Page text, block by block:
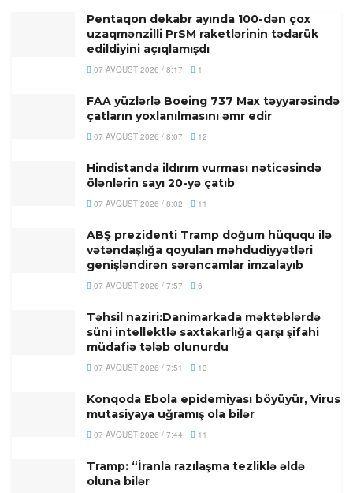
Pentaqon dekabr ayında 100-dən çox
uzaqmənzilli PrSM raketlərinin tədarük
edildiyini açıqlamışdı
07 AVQUST 2026 / 8:17 1
FAA yüzlərlə Boeing 737 Max təyyarəsində
çatların yoxlanılmasını əmr edir
07 AVQUST 2026 / 8:07 12
Hindistanda ildırım vurması nəticəsində
ölənlərin sayı 20-yə çatıb
07 AVQUST 2026 / 8:02 11
ABŞ prezidenti Tramp doğum hüququ ilə
vətəndaşlığa qoyulan məhdudiyyətləri
genişləndirən sərəncamlar imzalayıb
07 AVQUST 2026 / 7:57 6
Təhsil naziri:Danimarkada məktəblərdə
süni intellektlə saxtakarlığa qarşı şifahi
müdafiə tələb olunurdu
07 AVQUST 2026 / 7:51 13
Konqoda Ebola epidemiyası böyüyür, Virus
mutasiyaya uğramış ola bilər
07 AVQUST 2026 / 7:44 11
Tramp: “İranla razılaşma tezliklə əldə
oluna bilər